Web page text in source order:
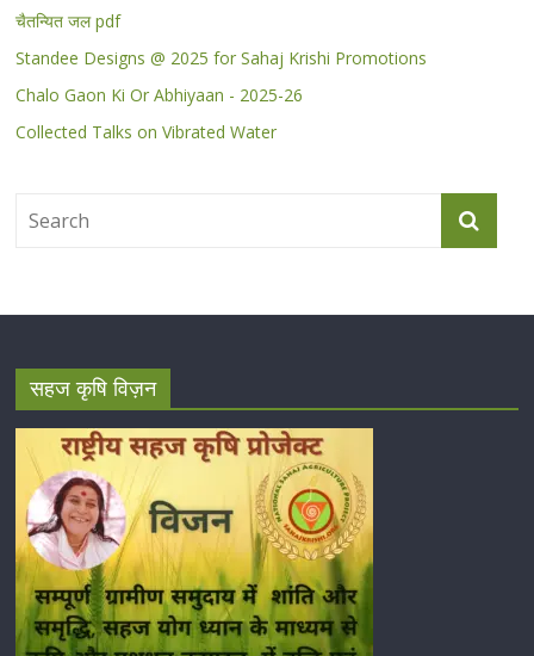
चैतन्यित जल pdf
Standee Designs @ 2025 for Sahaj Krishi Promotions
Chalo Gaon Ki Or Abhiyaan - 2025-26
Collected Talks on Vibrated Water
सहज कृषि विज़न